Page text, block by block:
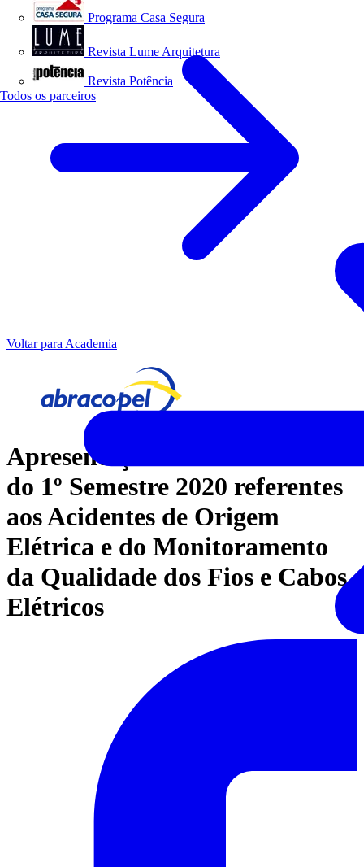
Programa Casa Segura
Revista Lume Arquitetura
Revista Potência
Todos os parceiros
Voltar para Academia
Apresentação das Estatísticas
do 1º Semestre 2020 referentes
aos Acidentes de Origem
Elétrica e do Monitoramento
da Qualidade dos Fios e Cabos
Elétricos